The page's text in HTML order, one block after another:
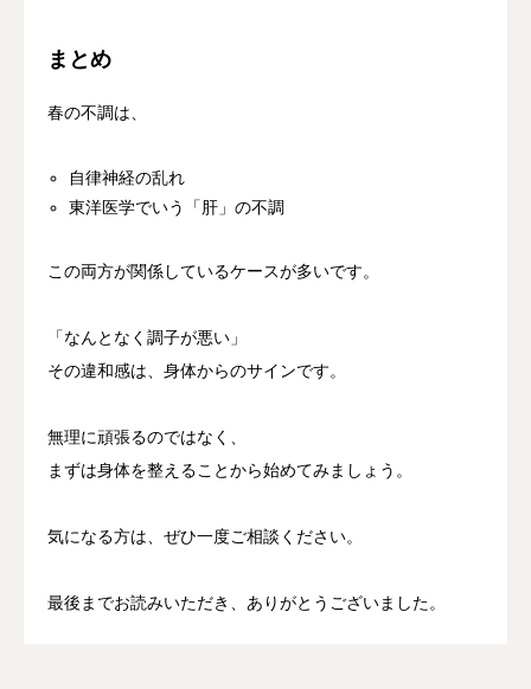
まとめ
春の不調は、
自律神経の乱れ
東洋医学でいう「肝」の不調
この両方が関係しているケースが多いです。
「なんとなく調子が悪い」
その違和感は、身体からのサインです。
無理に頑張るのではなく、
まずは身体を整えることから始めてみましょう。
気になる方は、ぜひ一度ご相談ください。
最後までお読みいただき、ありがとうございました。